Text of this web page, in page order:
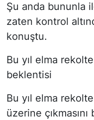
Şu anda bununla
zaten kontrol
konuştu.
Bu yıl elma
beklentisi
Bu yıl elma
üzerine